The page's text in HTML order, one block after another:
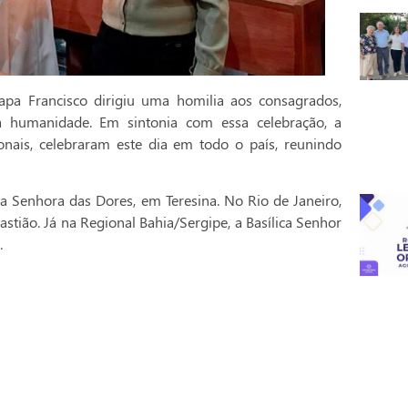
Francisco dirigiu uma homilia aos consagrados,
Em sintonia com essa celebração, a
celebraram este dia em todo o país, reunindo
das Dores, em Teresina. No Rio de Janeiro,
Já na Regional Bahia/Sergipe, a Basílica Senhor